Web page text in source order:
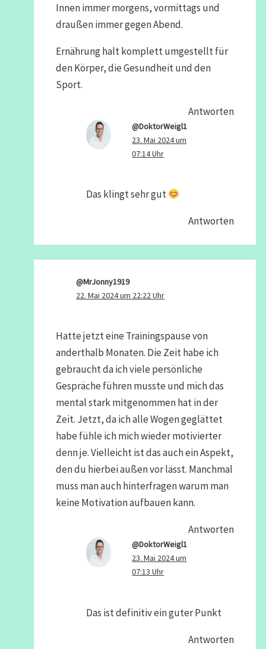
Innen immer morgens, vormittags und
draußen immer gegen Abend.
Ernährung halt komplett umgestellt für
den Körper, die Gesundheit und den
Sport.
Antworten
@DoktorWeigl1
23. Mai 2024 um
07:14 Uhr
Das klingt sehr gut
Antworten
@MrJonny1919
22. Mai 2024 um 22:22 Uhr
Hatte jetzt eine Trainingspause von
anderthalb Monaten. Die Zeit habe ich
gebraucht da ich viele persönliche
Gespräche führen musste und mich das
mental stark mitgenommen hat in der
Zeit. Jetzt, da ich alle Wogen geglättet
habe fühle ich mich wieder motivierter
denn je. Vielleicht ist das auch ein Aspekt,
den du hierbei außen vor lässt. Manchmal
muss man auch hinterfragen warum man
keine Motivation aufbauen kann.
Antworten
@DoktorWeigl1
23. Mai 2024 um
07:13 Uhr
Das ist definitiv ein guter Punkt
Antworten